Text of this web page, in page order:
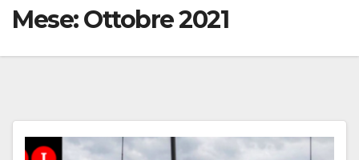
Mese:Ottobre 2021